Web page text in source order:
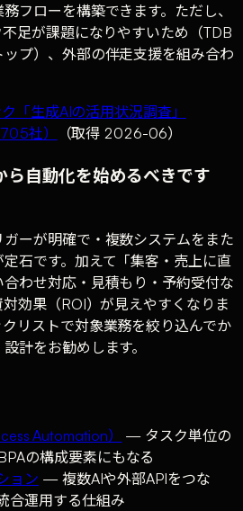
フローを構築できます。ただし、
足が課題になりやすいため（TDB
プ）、外部の伴走支援を組み合わ
「生成AIの活用状況調査」
社）
（取得 2026-06）
ら自動化を始めるべきです
ガーが明確で・複数システムをまた
石です。加えて「集客・売上に直
わせ対応・見積もり・予約受付な
効果（ROI）が見えやすくなりま
リストで対象業務を絞り込んでか
設計をお勧めします。
Automation）
— タスク単位の
の構成要素にもなる
ョン — 複数AIや外部APIをつな
合運用する仕組み